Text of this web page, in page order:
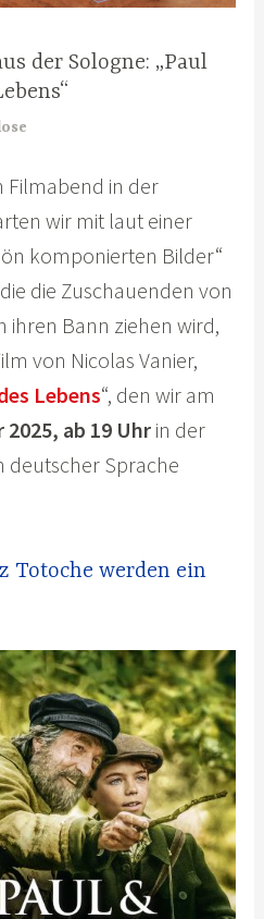
der Sologne: „Paul
Filmabend in der
wir mit laut einer
komponierten Bilder“
die Zuschauenden von
ihren Bann ziehen wird,
von Nicolas Vanier,
Lebens“, den wir am
ab 19 Uhr in der
deutscher Sprache
Totoche werden ein